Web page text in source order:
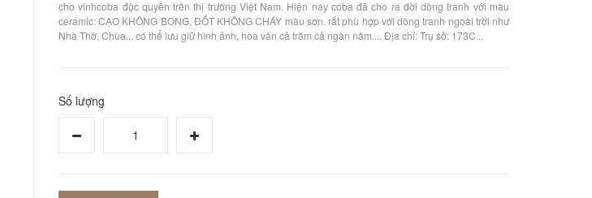
cho vinhcoba độc quyền trên thị trường Việt Nam. Hiện nay coba đã cho ra đời dòng tranh với màu
ceramic: CẠO KHÔNG BONG, ĐỐT KHÔNG CHÁY màu sơn. rất phù hợp với dòng tranh ngoài trời như
Nhà Thờ, Chùa... có thể lưu giữ hình ảnh, hoa văn cả trăm cả ngàn năm.... Địa chỉ: Trụ sở: 173C...
Số lượng